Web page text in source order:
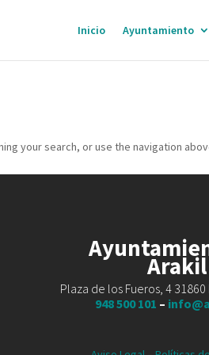
Inicio Ayuntamiento
your search, or use the navigation
Arakil
Plaza de los Fueros, 4 31860
948 500 101 –